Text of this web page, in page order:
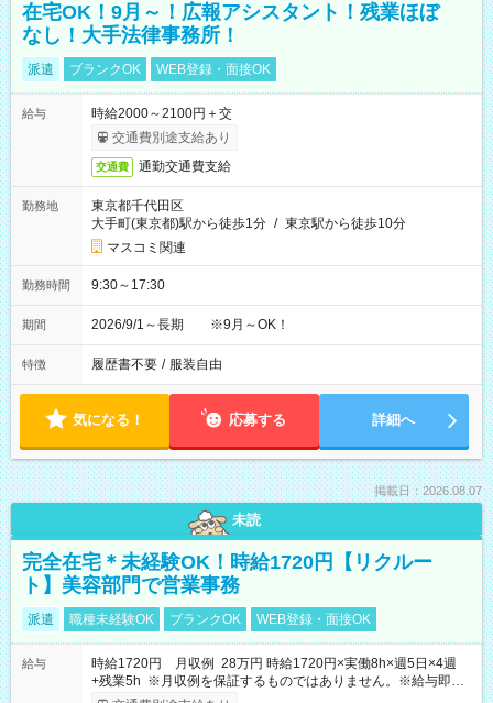
在宅OK！9月～！広報アシスタント！残業ほぼ
なし！大手法律事務所！
派遣 ブランクOK WEB登録・面接OK
給与
時給2000～2100円＋交
交通費別途支給あり
交通費 通勤交通費支給
勤務地
東京都千代田区
大手町(東京都)駅から徒歩1分 / 東京駅から徒歩10分
マスコミ関連
勤務時間 9:30～17:30
期間 2026/9/1～長期 ※9月～OK！
特徴 履歴書不要 / 服装自由
気になる！ 応募する 詳細へ
掲載日：2026.08.07
未読
完全在宅＊未経験OK！時給1720円【リクルー
ト】美容部門で営業事務
派遣 職種未経験OK ブランクOK WEB登録・面接OK
給与
時給1720円 月収例 28万円 時給1720円×実働8h×週5日×4週
+残業5h ※月収例を保証するものではありません。※給与即受
取りサービス利用可（利用条件有）